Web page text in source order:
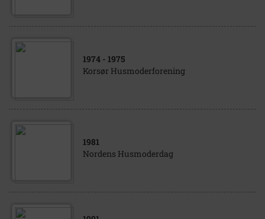
1974 - 1975
Korsør Husmoderforening
1981
Nordens Husmoderdag